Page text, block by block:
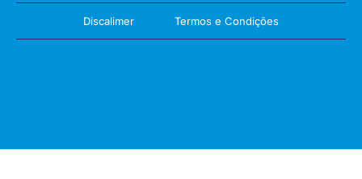
Discalimer Termos e Condições